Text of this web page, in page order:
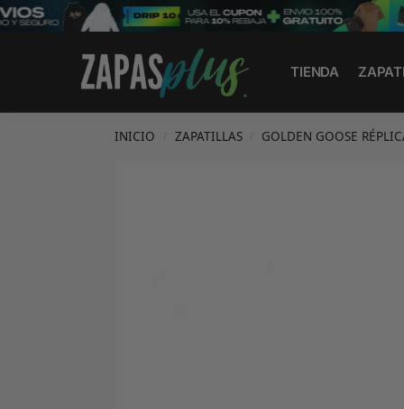
TIENDA
Search
INICIO ZAPATILLAS GOLDEN GOOSE